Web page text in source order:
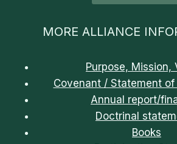
MORE ALLIANCE
Purpose, Mission,
Covenant / Statement
Annual report/
Doctrinal
Books